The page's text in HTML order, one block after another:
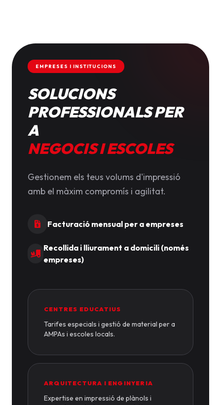
EMPRESES I INSTITUCIONS
SOLUCIONS
PROFESSIONALS PER
A
NEGOCIS I ESCOLES
Gestionem els teus volums d'impressió
amb el màxim compromís i agilitat.
Facturació mensual per a empreses
Recollida i lliurament a domicili (només
empreses)
CENTRES EDUCATIUS
Tarifes especials i gestió de material per a
AMPAs i escoles locals.
ARQUITECTURA I ENGINYERIA
Expertise en impressió de plànols i